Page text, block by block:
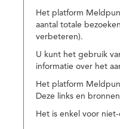
Het platform
aantal totale
verbeteren).
U kunt het gebruik
informatie over het
Het platform
Deze links en
Het is enkel voor